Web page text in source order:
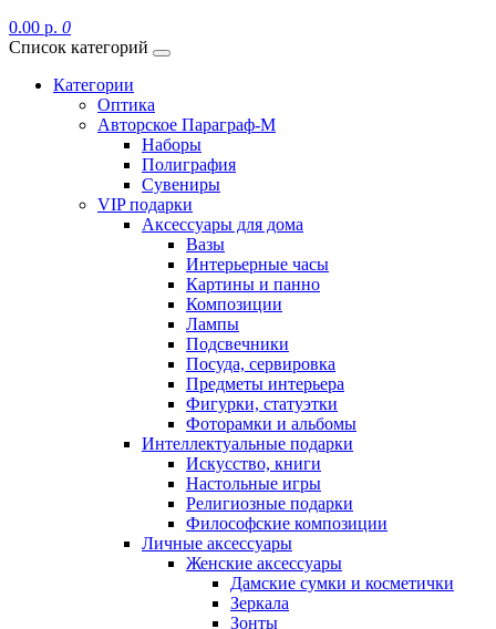
0.00 р. 0
Список категорий
Категории
Оптика
Авторское Параграф-М
Наборы
Полиграфия
Сувениры
VIP подарки
Аксессуары для дома
Вазы
Интерьерные часы
Картины и панно
Композиции
Лампы
Подсвечники
Посуда, сервировка
Предметы интерьера
Фигурки, статуэтки
Фоторамки и альбомы
Интеллектуальные подарки
Искусство, книги
Настольные игры
Религиозные подарки
Философские композиции
Личные аксессуары
Женские аксессуары
Дамские сумки и косметички
Зеркала
Зонты